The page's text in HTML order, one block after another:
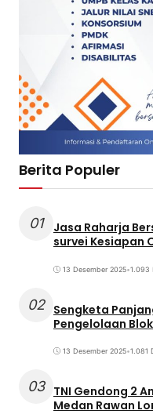
Berita Populer
01
Jasa Raharja
survei Kesiapan
13 Desember 2025•1.093
02 Sengketa
Pengelolaan
13 Desember 2025•1.081
03 TNI Gendong 2
Medan Rawan